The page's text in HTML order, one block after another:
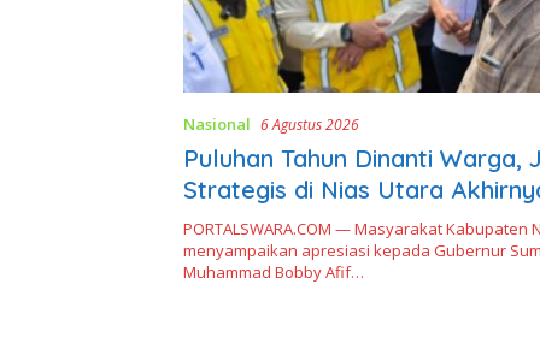
Nasional 6 Agustus 2026
Puluhan Tahun Dinanti Warga,
Strategis di Nias Utara
Era Gubernur Bobby
PORTALSWARA.COM — Masyarakat Kabupaten
menyampaikan apresiasi kepada Gubernur
Muhammad Bobby Afif…